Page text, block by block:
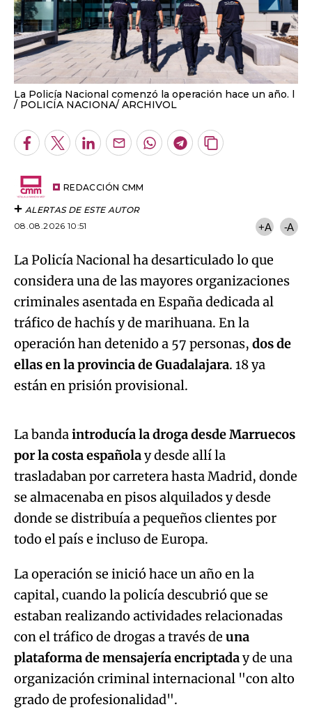
La Policía Nacional comenzó la operación hace un año. l
POLICÍA NACIONA/ ARCHIVOL
Facebook
TwitterLinkedInEnviarWhatsapp
Telegram
Copiar
REDACCIÓN CMM
ALERTAS DE ESTE AUTOR
08.08.2026 10:51
+A -A
La Policía Nacional ha desarticulado lo que
considera una de las mayores organizaciones
criminales asentada en España dedicada al
tráfico de hachís y de marihuana. En la
operación han detenido a 57 personas, dos de
ellas en la provincia de Guadalajara. 18 ya
están en prisión provisional.
Algo salió mal.
An error occurred, please try again later.
Try again
La bandaintroducía la droga desde Marruecos
por la costa españolay desde allí la
trasladaban por carretera hasta Madrid, donde
se almacenaba en pisos alquilados y desde
donde se distribuía a pequeños clientes por
todo el país e incluso de Europa.
La operación se inició hace un año en la
capital, cuando la policía descubrió que se
estaban realizando actividades relacionadas
con el tráfico de drogas a través de una
plataforma de mensajería encriptaday de una
organización criminal internacional "con alto
grado de profesionalidad".